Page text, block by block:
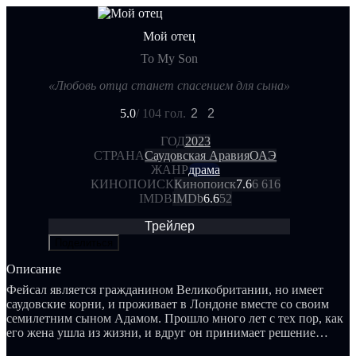
Мой отец
To My Son
«Любовь отца станет спасением для сына»
5.0/ 104 гол. 2 2
ГОД2023
СТРАНАСаудовская АравияОАЭ
ЖАНРдрама
КИНОПОИСККинопоиск7.66 616
IMDBIMDb6.652
Трейлер
Описание
Фейсал является гражданином Великобритании, но имеет
саудовские корни, и проживает в Лондоне вместе со своим
семилетним сыном Адамом. Прошло много лет с тех пор, как
его жена ушла из жизни, и вдруг он принимает решение